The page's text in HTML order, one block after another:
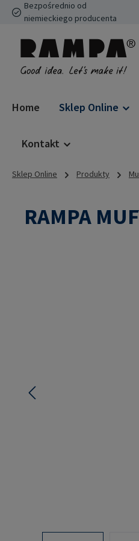
do głównej zawartości
Przejdź do wyszukiwania
Przejdź do głównej nawigacji
Bezpośrednio od
niemieckiego producenta
Home Sklep Online
Kontakt
Sklep Online Produkty
RAMPA